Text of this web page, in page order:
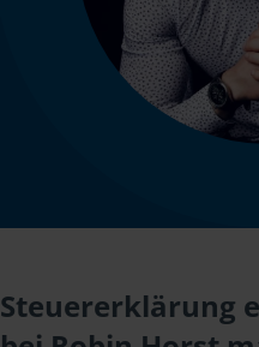
Steuererklärung